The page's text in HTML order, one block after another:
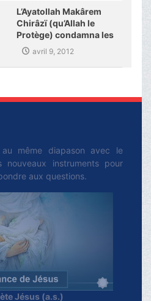
L’Ayatollah Makârem
Chirâzï (qu’Allah le
Protège) condamna les
derniers crimes dans
Pakistan
avril 9, 2012
même diapason avec le
instruments pour
aux questions.
Jésus (a.s.)